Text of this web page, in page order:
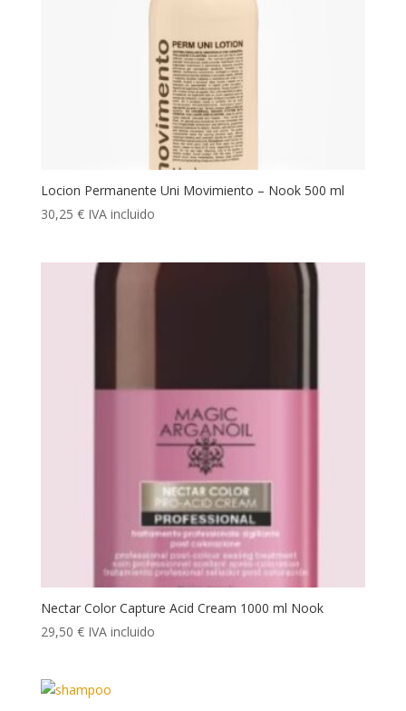
Locion Permanente Uni Movimiento – Nook 500 ml
30,25 € IVA incluido
Nectar Color Capture Acid Cream 1000 ml Nook
29,50 € IVA incluido